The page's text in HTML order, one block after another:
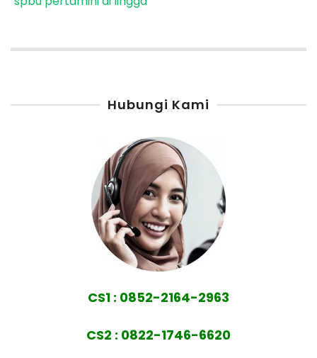
Hubungi Kami
CS1 : 0852-2164-2963
CS2 : 0822-1746-6620